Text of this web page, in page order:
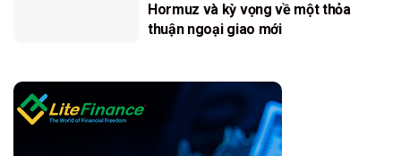
Hormuz và kỳ vọng về một thỏa
thuận ngoại giao mới